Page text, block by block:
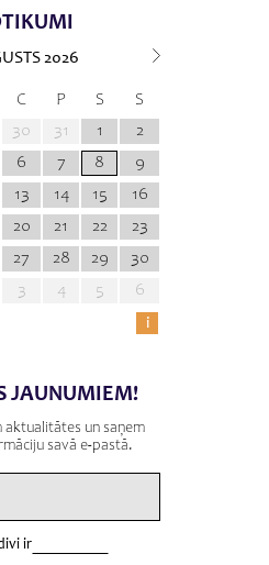
2026
C P S
S
30 31 1
2
6 7 8
9
13 14 15
16
20 21 22
23
27 28 29
30
3 4 5
6
i
JAUNUMIEM!
aktualitātes un saņem
savā e-pastā.
ir